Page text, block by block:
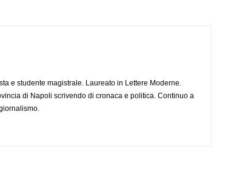
e studente magistrale. Laureato in Lettere Moderne.
di Napoli scrivendo di cronaca e politica. Continuo a